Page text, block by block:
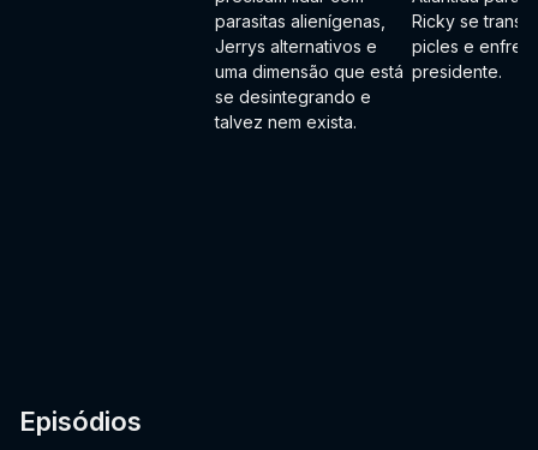
parasitas alienígenas,
Jerrys alternativos e
uma dimensão que está
se desintegrando e
talvez nem exista.
Ricky se
picles e
presidente.
Episódios